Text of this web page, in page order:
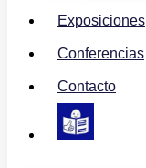
Exposiciones
Conferencias
Contacto